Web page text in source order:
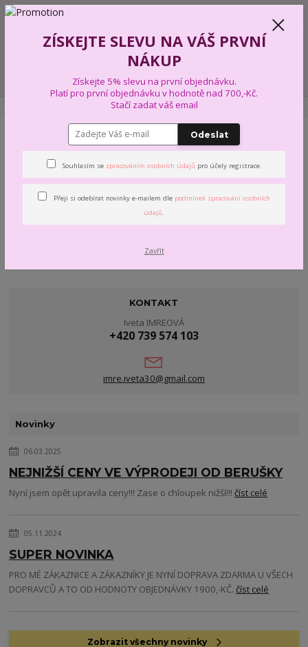
+420 739 574 103
0,00 Kč
TVORBA VÝŠIVKY NA PŘÁNÍ Instrukce a rady
Instrukce a rady
KONTAKT
Iveta IMREOVÁ
+420 739 574 103
imre.iveta30@gmail.com
Novinky
06.03.2025
NEJNIŽŠÍ CENY VE VÝPRODEJI OD BERUŠKY
Nyní jsem opět upravila ceny!!! Zase o chloupek nižší!!!číst celé
05.11.2024
SUPER NOVINKA
PRO MÉ ZÁKAZNICE A ZÁKAZNÍKY JE NYNÍ DOPRAVA ZDARMA U VŠECH
DOPRAVCŮ A TO OD HODNOTY OBJEDNÁVKY 1900,-KČ.číst celé
Zobrazit všechny novinky
ZÍSKEJTE SLEVU NA VÁŠ PRVNÍ
NÁKUP
Získejte 5% slevu na první objednávku.
Platí pro první objednávku v hodnotě nad 700,-Kč.
Stačí zadat váš email
Odeslat
Souhlasím se zpracováním osobních údajů pro účely registrace.
Přeji si odebírat novinky e-mailem dle podmínek zpracování osobních
údajů.
Zavřít